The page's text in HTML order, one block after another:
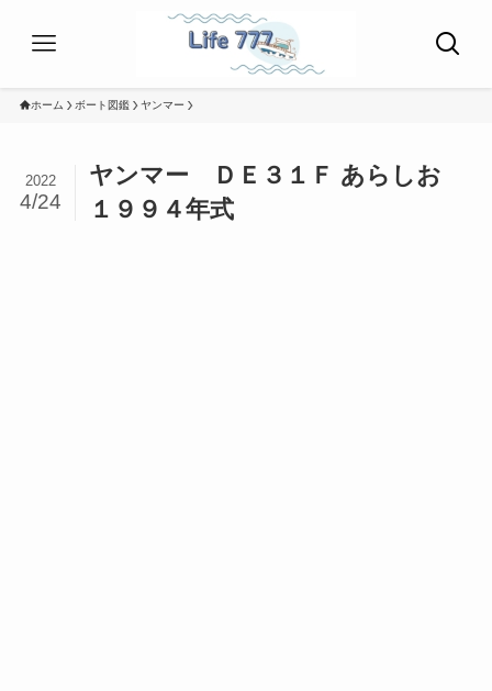
ホーム ボート図鑑 ヤンマー
ヤンマー ＤＥ３１Ｆ あらしお
１９９４年式
2022
4/24